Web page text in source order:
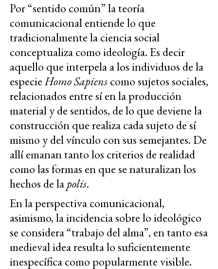
Por “sentido común” la teoría
comunicacional entiende lo que
tradicionalmente la ciencia social
conceptualiza como ideología. Es decir
aquello que interpela a los individuos de la
especieHomo Sapienscomo sujetos sociales,
relacionados entre sí en la producción
material y de sentidos, de lo que deviene la
construcción que realiza cada sujeto de sí
mismo y del vínculo con sus semejantes. De
allí emanan tanto los criterios de realidad
como las formas en que se naturalizan los
hechos de lapolis.
En la perspectiva comunicacional,
asimismo, la incidencia sobre lo ideológico
se considera “trabajo del alma”, en tanto esa
medieval idea resulta lo suficientemente
inespecífica como popularmente visible.